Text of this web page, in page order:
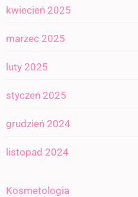
kwiecień 2025
marzec 2025
luty 2025
styczeń 2025
grudzień 2024
listopad 2024
Kosmetologia